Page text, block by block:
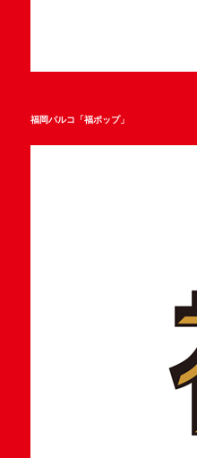
福岡パルコ「福ポップ」